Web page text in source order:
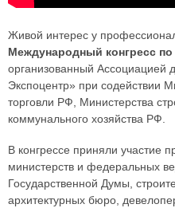
Живой интерес у
Международный конгресс
организованный Ассоциацией
Экспоцентр» при содействии
торговли РФ, Министерства
коммунального хозяйства РФ.
В конгрессе приняли участие
министерств и федеральных
Государственной Думы,
архитектурных бюро,